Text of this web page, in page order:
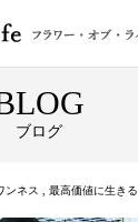
ブログ
ンネス 最高価値に生きる